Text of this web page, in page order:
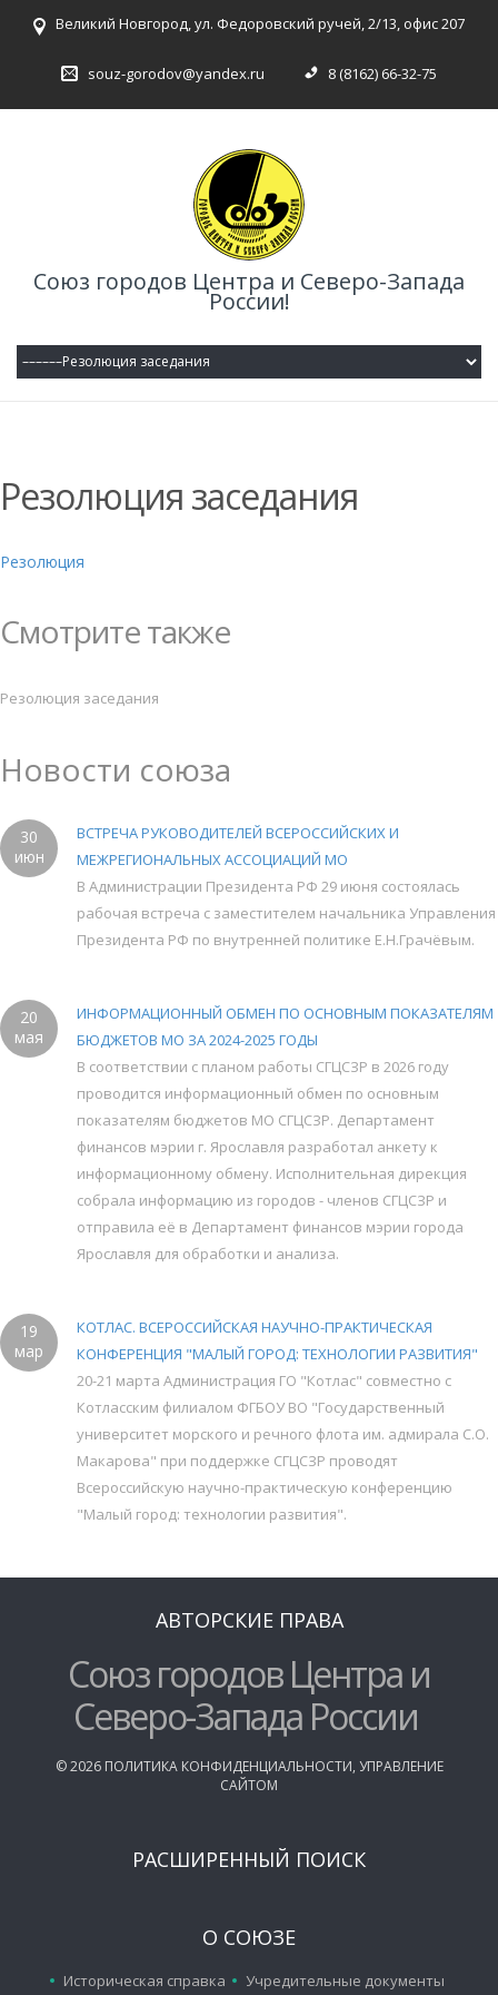
Великий Новгород, ул. Федоровский ручей, 2/13, офис 207
souz-gorodov@yandex.ru 8 (8162) 66-32-75
Союз городов Центра и Северо-Запада
России!
Резолюция заседания
Резолюция
Смотрите также
Резолюция заседания
Новости союза
30
июн
ВСТРЕЧА РУКОВОДИТЕЛЕЙ ВСЕРОССИЙСКИХ И
МЕЖРЕГИОНАЛЬНЫХ АССОЦИАЦИЙ МО
В Администрации Президента РФ 29 июня состоялась
рабочая встреча с заместителем начальника Управления
Президента РФ по внутренней политике Е.Н.Грачёвым.
20
мая
ИНФОРМАЦИОННЫЙ ОБМЕН ПО ОСНОВНЫМ ПОКАЗАТЕЛЯМ
БЮДЖЕТОВ МО ЗА 2024-2025 ГОДЫ
В соответствии с планом работы СГЦСЗР в 2026 году
проводится информационный обмен по основным
показателям бюджетов МО СГЦСЗР. Департамент
финансов мэрии г. Ярославля разработал анкету к
информационному обмену. Исполнительная дирекция
собрала информацию из городов - членов СГЦСЗР и
отправила её в Департамент финансов мэрии города
Ярославля для обработки и анализа.
19
мар
КОТЛАС. ВСЕРОССИЙСКАЯ НАУЧНО-ПРАКТИЧЕСКАЯ
КОНФЕРЕНЦИЯ "МАЛЫЙ ГОРОД: ТЕХНОЛОГИИ РАЗВИТИЯ"
20-21 марта Администрация ГО "Котлас" совместно с
Котласским филиалом ФГБОУ ВО "Государственный
университет морского и речного флота им. адмирала С.О.
Макарова" при поддержке СГЦСЗР проводят
Всероссийскую научно-практическую конференцию
"Малый город: технологии развития".
АВТОРСКИЕ ПРАВА
Союз городов Центра и
Северо-Запада России
©2026 ПОЛИТИКА КОНФИДЕНЦИАЛЬНОСТИ, УПРАВЛЕНИЕ
САЙТОМ
РАСШИРЕННЫЙ ПОИСК
О СОЮЗЕ
Историческая справка Учредительные документы